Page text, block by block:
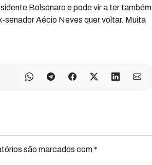
Bolsonaro e pode vir a ter também
senador Aécio Neves quer voltar. Muita
são marcados com *